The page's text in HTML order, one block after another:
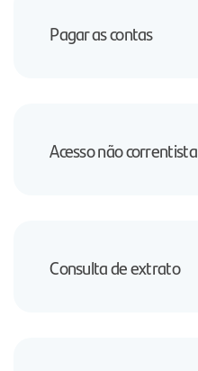
Pagar as contas
Acesso não correntista
Consulta de extrato